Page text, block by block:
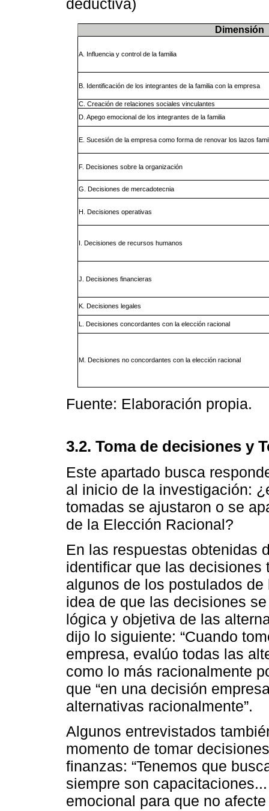
deductiva)
Dimensión
A. Influencia y control de la familia
B. Identificación de los integrantes de la familia con la empresa
C. Creación de relaciones sociales vinculantes
D. Apego emocional de los integrantes de la familia
E. Sucesión de la empresa como forma de renovar los lazos
F. Decisiones sobre la organización
G. Decisiones de mercadotecnia
H. Decisiones operativas
I. Decisiones de recursos humanos
J. Decisiones financieras
K. Decisiones legales
L. Decisiones concordantes con la elección racional
M. Decisiones no concordantes con la elección racional
Fuente: Elaboración propia.
3.2. Toma de decisiones y
Este apartado busca
al inicio de la investigación:
tomadas se ajustaron o se
de la Elección Racional?
En las respuestas obtenidas
identificar que las decisiones
algunos de los postulados
idea de que las decisiones
lógica y objetiva de las
dijo lo siguiente: “Cuando
empresa, evalúo todas las
como lo más racionalmente
que “en una decisión
alternativas racionalmente”.
Algunos entrevistados
momento de tomar
finanzas: “Tenemos que
siempre son
emocional para que no